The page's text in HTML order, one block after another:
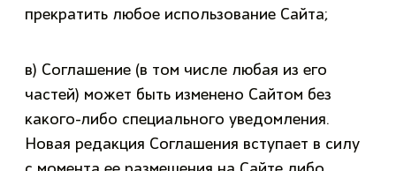
прекратить любое использование Сайта;
в) Соглашение (в том числе любая из его
частей) может быть изменено Сайтом без
какого-либо специального уведомления.
Новая редакция Соглашения вступает в силу